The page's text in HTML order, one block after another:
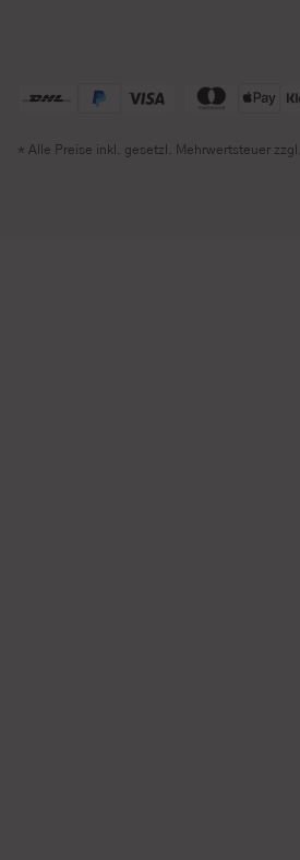
* Alle Preise inkl. gesetzl. Mehrwertsteuer zzgl.